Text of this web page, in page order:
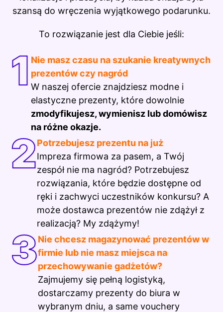
szansą do wręczenia wyjątkowego podarunku.
To rozwiązanie jest dla Ciebie jeśli:
1Nie masz czasu na szukanie kreatywnych
prezentów czy nagród
W naszej ofercie znajdziesz modne i
elastyczne prezenty, które dowolnie
zmodyfikujesz, wymienisz lub domówisz
na różne okazje.
2Potrzebujesz prezentu na już
Impreza firmowa za pasem, a Twój
zespół nie ma nagród? Potrzebujesz
rozwiązania, które będzie dostępne od
ręki i zachwyci uczestników konkursu? A
może dostawca prezentów nie zdążył z
realizacją? My zdążymy!
3Nie chcesz magazynować prezentów w
firmie lub nie masz miejsca na
przechowywanie gadżetów?
Zajmujemy się pełną logistyką,
dostarczamy prezenty do biura w
wybranym dniu, a same vouchery